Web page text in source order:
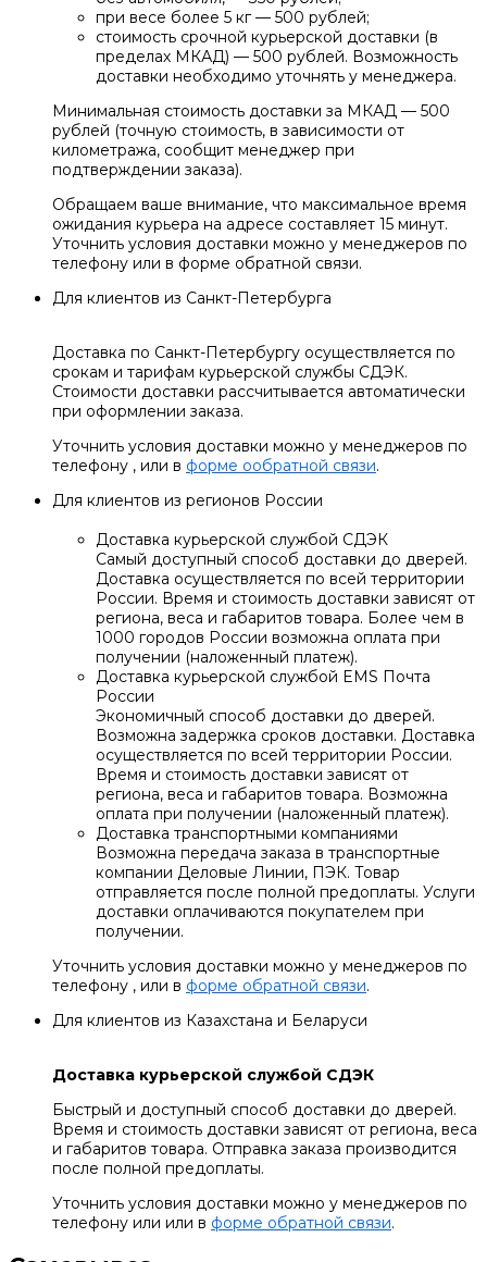
при весе более 5 кг — 500 рублей;
стоимость срочной курьерской доставки (в
пределах МКАД) — 500 рублей. Возможность
доставки необходимо уточнять у менеджера.
Минимальная стоимость доставки за МКАД — 500
рублей (точную стоимость, в зависимости от
километража, сообщит менеджер при
подтверждении заказа).
Обращаем ваше внимание, что максимальное время
ожидания курьера на адресе составляет 15 минут.
Уточнить условия доставки можно у менеджеров по
телефону или в форме обратной связи.
Для клиентов из Санкт-Петербурга
Доставка по Санкт-Петербургу осуществляется по
срокам и тарифам курьерской службы СДЭК.
Стоимости доставки рассчитывается автоматически
при оформлении заказа.
Уточнить условия доставки можно у менеджеров по
телефону , или в форме ообратной связи.
Для клиентов из регионов России
Доставка курьерской службой СДЭК
Самый доступный способ доставки до дверей.
Доставка осуществляется по всей территории
России. Время и стоимость доставки зависят от
региона, веса и габаритов товара. Более чем в
1000 городов России возможна оплата при
получении (наложенный платеж).
Доставка курьерской службой EMS Почта
России
Экономичный способ доставки до дверей.
Возможна задержка сроков доставки. Доставка
осуществляется по всей территории России.
Время и стоимость доставки зависят от
региона, веса и габаритов товара. Возможна
оплата при получении (наложенный платеж).
Доставка транспортными компаниями
Возможна передача заказа в транспортные
компании Деловые Линии, ПЭК. Товар
отправляется после полной предоплаты. Услуги
доставки оплачиваются покупателем при
получении.
Уточнить условия доставки можно у менеджеров по
телефону , или в форме обратной связи.
Для клиентов из Казахстана и Беларуси
Доставка курьерской службой СДЭК
Быстрый и доступный способ доставки до дверей.
Время и стоимость доставки зависят от региона, веса
и габаритов товара. Отправка заказа производится
после полной предоплаты.
Уточнить условия доставки можно у менеджеров по
телефону или или в форме обратной связи.